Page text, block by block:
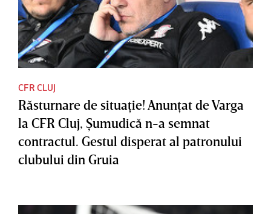
CFR CLUJ
Răsturnare de situaţie! Anunţat de Varga
la CFR Cluj, Şumudică n-a semnat
contractul. Gestul disperat al patronului
clubului din Gruia